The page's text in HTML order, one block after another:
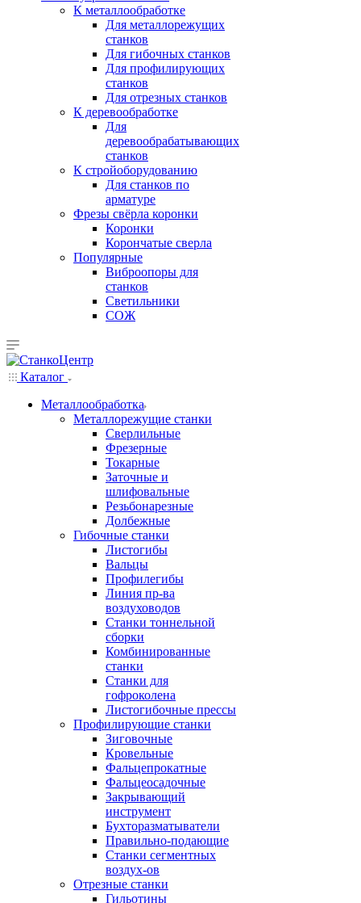
К металлообработке
Для металлорежущих
станков
Для гибочных станков
Для профилирующих
станков
Для отрезных станков
К деревообработке
Для
деревообрабатывающих
станков
К стройоборудованию
Для станков по
арматуре
Фрезы свёрла коронки
Коронки
Корончатые сверла
Популярные
Виброопоры для
станков
Светильники
СОЖ
Каталог
Металлообработка
Металлорежущие станки
Сверлильные
Фрезерные
Токарные
Заточные и
шлифовальные
Резьбонарезные
Долбежные
Гибочные станки
Листогибы
Вальцы
Профилегибы
Линия пр-ва
воздуховодов
Станки тоннельной
сборки
Комбинированные
станки
Станки для
гофроколена
Листогибочные прессы
Профилирующие станки
Зиговочные
Кровельные
Фальцепрокатные
Фальцеосадочные
Закрывающий
инструмент
Бухторазматыватели
Правильно-подающие
Станки сегментных
воздух-ов
Отрезные станки
Гильотины